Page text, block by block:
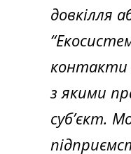
довкілля
контакти
з якими
суб’єкт.